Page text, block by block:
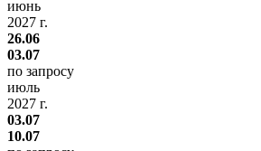
июнь
2027 г.
26.06
03.07
по запросу
июль
2027 г.
03.07
10.07